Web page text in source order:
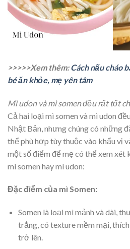
>>>>>Xem thêm:Cách nấu cháo
bé ăn khỏe, mẹ yên tâm
Mì udon và mì somen đều rất tốt
Cả hai loại mì somen và mì udon
Nhật Bản, nhưng chúng có những
thể phù hợp tùy thuộc vào khẩu vị
một số điểm để mẹ có thể xem xét
mì somen hay mì udon:
Đặc điểm của mì Somen:
Somen là loại mì mảnh và dài,
trắng, có texture mềm mại,
trở lên.